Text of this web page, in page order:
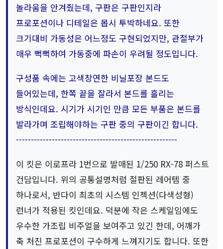
놀라움을 안겨줬는데, 구판은 구판인지라
프로포션이나 디테일은 몹시 투박하네요. 또한
크기대비 가동성은 어느정도 구현되었지만, 관절부가
매우 뻑뻑하여 가동중에 파손이 우려될 정도입니다.
구성품 속에는 고색창연한 비닐포장 본드도
들어있는데, 한쪽 끝을 잘라서 본드를 흘리는
방식인데요. 시기가 시기인 만큼 모든 부품은 본드를
발라가며 조립해야하는 구판 중의 구판이긴 합니다.
------------------------------------------------------
이 킷은 이로프라 1번으로 발매된 1/250 RX-78 퍼스트
건담입니다. 위의 공통설명처럼 절판된 레어템 중
하나로서, 반다이 최초의 시스템 인젝션(다색성형)
런너가 적용된 킷인데요. 덕분에 작은 스케일임에도
우수한 가조립 비주얼을 보여주고 있긴 한데, 어깨가
축 처진 프로포션이 구수하게 느껴지기도 합니다. 또한